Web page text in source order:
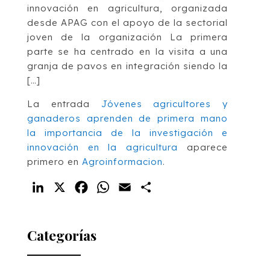
innovación en agricultura, organizada
desde APAG con el apoyo de la sectorial
joven de la organización La primera
parte se ha centrado en la visita a una
granja de pavos en integración siendo la
[…]
La entrada Jóvenes agricultores y
ganaderos aprenden de primera mano
la importancia de la investigación e
innovación en la agricultura
aparece
primero en Agroinformacion.
LinkedIn FacebookWhatsApp
Email
Categorías